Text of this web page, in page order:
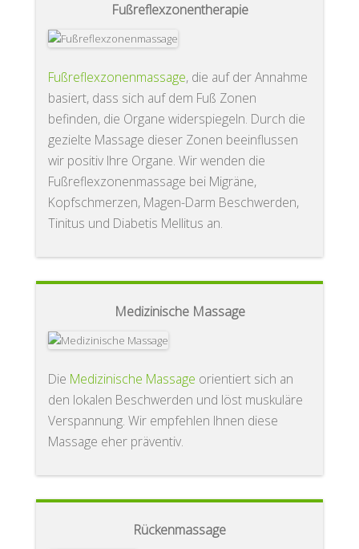
Fußreflexzonentherapie
Fußreflexzonenmassage, die auf der Annahme
basiert, dass sich auf dem Fuß Zonen
befinden, die Organe widerspiegeln. Durch die
gezielte Massage dieser Zonen beeinflussen
wir positiv Ihre Organe. Wir wenden die
Fußreflexzonenmassage bei Migräne,
Kopfschmerzen, Magen-Darm Beschwerden,
Tinitus und Diabetis Mellitus an.
Medizinische Massage
Die Medizinische Massage orientiert sich an
den lokalen Beschwerden und löst muskuläre
Verspannung. Wir empfehlen Ihnen diese
Massage eher präventiv.
Rückenmassage